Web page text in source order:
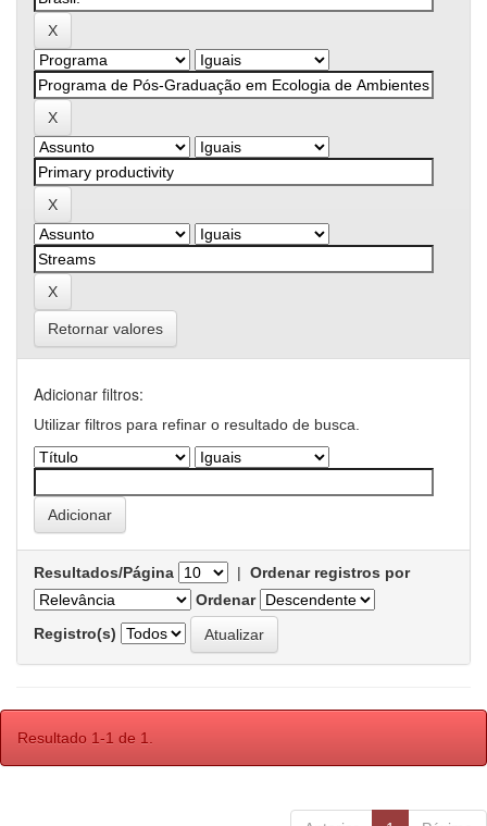
Retornar valores
Adicionar filtros:
Utilizar filtros para refinar o resultado de busca.
Resultados/Página | Ordenar registros por
Ordenar
Registro(s)
Resultado 1-1 de 1.